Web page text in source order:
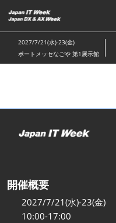
キ
ッ
し
む
2027/7/21(水)-23(金)
ポートメッセなごや 第1展示館
開催概要
2027/7/21(水)-23(金)
10:00-17:00